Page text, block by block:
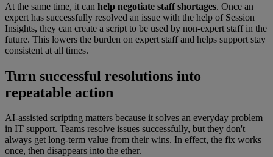
At the same time, it can help negotiate staff shortages. Once an
expert has successfully resolved an issue with the help of Session
Insights, they can create a script to be used by non-expert staff in the
future. This lowers the burden on expert staff and helps support stay
consistent at all times.
Turn successful resolutions into
repeatable action
AI-assisted scripting matters because it solves an everyday problem
in IT support. Teams resolve issues successfully, but they don't
always get long-term value from their wins. In effect, the fix works
once, then disappears into the ether.